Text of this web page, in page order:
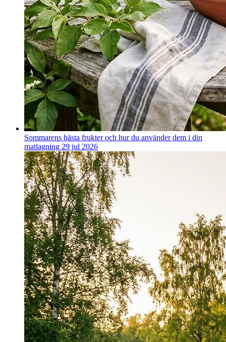
Sommarens bästa frukter och hur du använder dem i din
matlagning 29 jul 2026